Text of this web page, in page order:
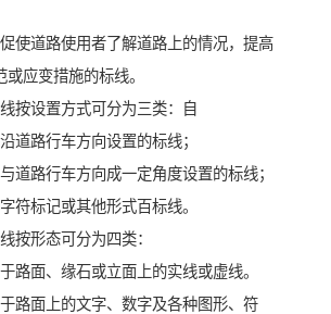
使道路使用者了解道路上的情况，提高
应变措施的标线。
按设置方式可分为三类：自
道路行车方向设置的标线；
道路行车方向成一定角度设置的标线；
符标记或其他形式百标线。
按形态可分为四类：
路面、缘石或立面上的实线或虚线。
路面上的文字、数字及各种图形、符